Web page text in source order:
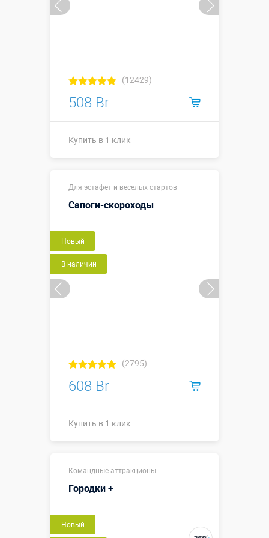
(12429)
508 Br
Купить в 1 клик
Размеры, м:
(диаметр -0,3
Купить в 1 клик
Для эстафет и веселых стартов
Сапоги-скороходы
Новый
В наличии
(2795)
608 Br
Купить в 1 клик
Больше деталей →
Командные аттракционы
Городки +
Новый